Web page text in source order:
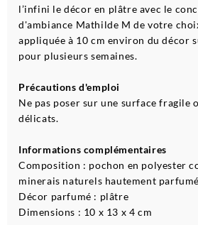
l’infini le décor en plâtre avec le
d'ambiance Mathilde M de votre
appliquée à 10 cm environ du décor
pour plusieurs semaines.
Précautions d'emploi
Ne pas poser sur une surface fragile
délicats.
Informations complémentaires
Composition : pochon en polyester
minerais naturels hautement
Décor parfumé : plâtre
Dimensions : 10 x 13 x 4 cm